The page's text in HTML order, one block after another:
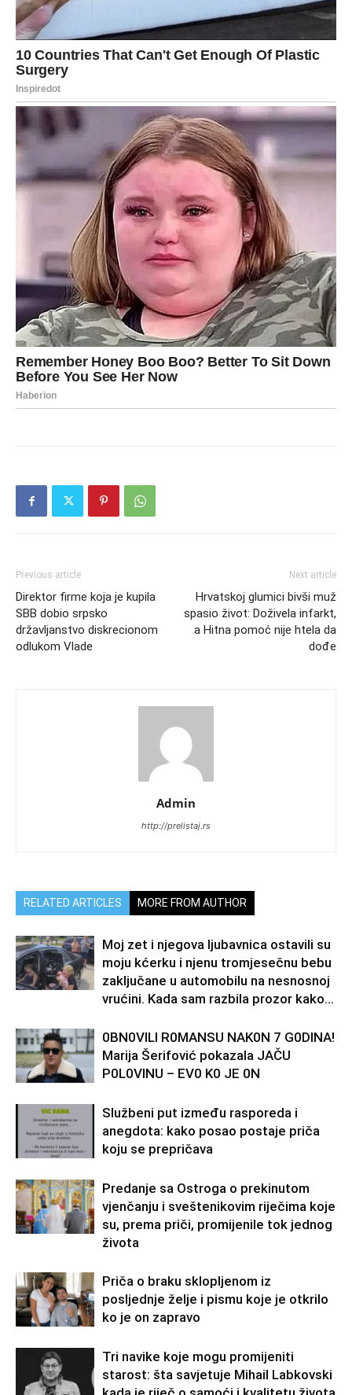
Previous article
Direktor firme koja je kupila
SBB dobio srpsko
državljanstvo diskrecionom
odlukom Vlade
Next article
Hrvatskoj glumici bivši muž
spasio život: Doživela infarkt,
a Hitna pomoć nije htela da
dođe
Admin
http://prelistaj.rs
RELATED ARTICLES MORE FROM AUTHOR
Moj zet i njegova ljubavnica ostavili su
moju kćerku i njenu tromjesečnu bebu
zaključane u automobilu na nesnosnoj
vrućini. Kada sam razbila prozor kako...
0BN0VlLl R0MANSU NAK0N 7 G0DlNA!
Marija Šerifović pokazala JAČU
P0L0VINU – EV0 K0 JE 0N
Službeni put između rasporeda i
anegdota: kako posao postaje priča
koju se prepričava
Predanje sa Ostroga o prekinutom
vjenčanju i sveštenikovim riječima koje
su, prema priči, promijenile tok jednog
života
Priča o braku sklopljenom iz
posljednje želje i pismu koje je otkrilo
ko je on zapravo
Tri navike koje mogu promijeniti
starost: šta savjetuje Mihail Labkovski